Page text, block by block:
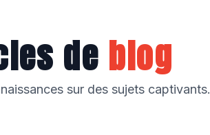
de blog
sur des sujets captivants.